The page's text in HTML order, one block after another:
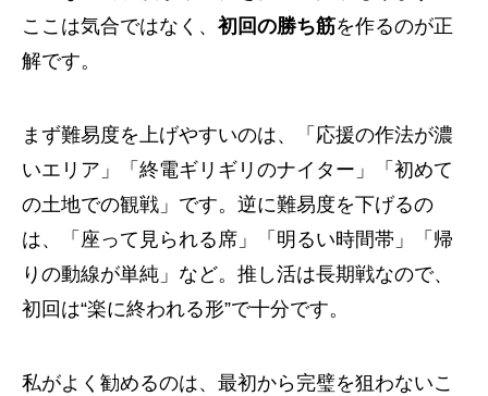
ここは気合ではなく、 初回の勝ち筋を作るのが正
解です。
まず難易度を上げやすいのは、「応援の作法が濃
いエリア」「終電ギリギリのナイター」「初めて
の土地での観戦」です。逆に難易度を下げるの
は、「座って見られる席」「明るい時間帯」「帰
りの動線が単純」など。推し活は長期戦なので、
初回は“楽に終われる形”で十分です。
私がよく勧めるのは、最初から完璧を狙わないこ